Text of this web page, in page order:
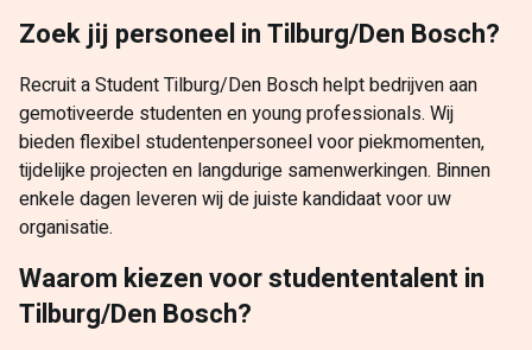
Zoek jij personeel in Tilburg/Den Bosch?
Recruit a Student Tilburg/Den Bosch helpt bedrijven aan
gemotiveerde studenten en young professionals. Wij
bieden flexibel studentenpersoneel voor piekmomenten,
tijdelijke projecten en langdurige samenwerkingen. Binnen
enkele dagen leveren wij de juiste kandidaat voor uw
organisatie.
Waarom kiezen voor studententalent in
Tilburg/Den Bosch?